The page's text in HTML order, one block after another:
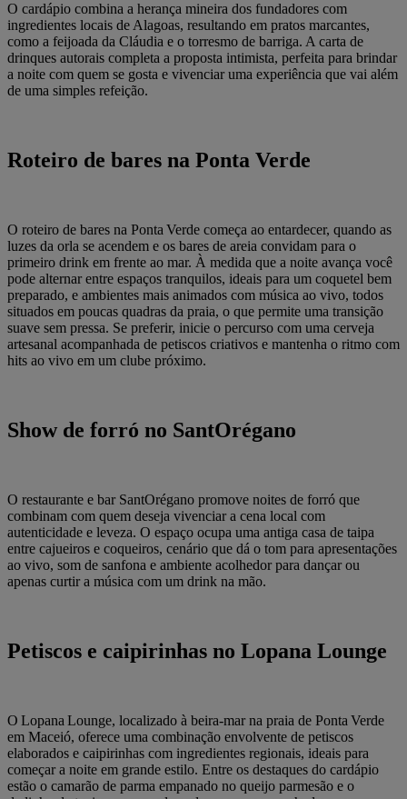
O cardápio combina a herança mineira dos fundadores com
ingredientes locais de Alagoas, resultando em pratos marcantes,
como a feijoada da Cláudia e o torresmo de barriga. A carta de
drinques autorais completa a proposta intimista, perfeita para brindar
a noite com quem se gosta e vivenciar uma experiência que vai além
de uma simples refeição.
Roteiro de bares na Ponta Verde
O roteiro de bares na Ponta Verde começa ao entardecer, quando as
luzes da orla se acendem e os bares de areia convidam para o
primeiro drink em frente ao mar. À medida que a noite avança você
pode alternar entre espaços tranquilos, ideais para um coquetel bem
preparado, e ambientes mais animados com música ao vivo, todos
situados em poucas quadras da praia, o que permite uma transição
suave sem pressa. Se preferir, inicie o percurso com uma cerveja
artesanal acompanhada de petiscos criativos e mantenha o ritmo com
hits ao vivo em um clube próximo.
Show de forró no SantOrégano
O restaurante e bar SantOrégano promove noites de forró que
combinam com quem deseja vivenciar a cena local com
autenticidade e leveza. O espaço ocupa uma antiga casa de taipa
entre cajueiros e coqueiros, cenário que dá o tom para apresentações
ao vivo, som de sanfona e ambiente acolhedor para dançar ou
apenas curtir a música com um drink na mão.
Petiscos e caipirinhas no Lopana Lounge
O Lopana Lounge, localizado à beira‑mar na praia de Ponta Verde
em Maceió, oferece uma combinação envolvente de petiscos
elaborados e caipirinhas com ingredientes regionais, ideais para
começar a noite em grande estilo. Entre os destaques do cardápio
estão o camarão de parma empanado no queijo parmesão e o